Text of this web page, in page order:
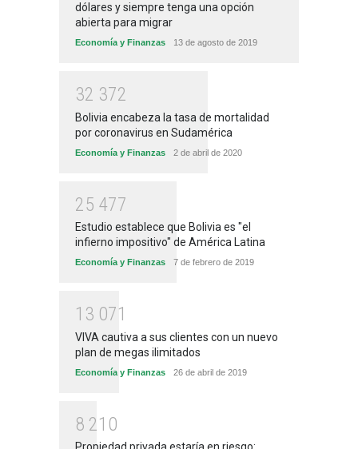
dólares y siempre tenga una opción
abierta para migrar
Economía y Finanzas 13 de agosto de 2019
32 372
Bolivia encabeza la tasa de mortalidad
por coronavirus en Sudamérica
Economía y Finanzas 2 de abril de 2020
25 477
Estudio establece que Bolivia es "el
infierno impositivo" de América Latina
Economía y Finanzas 7 de febrero de 2019
1 3 071
VIVA cautiva a sus clientes con un nuevo
plan de megas ilimitados
Economía y Finanzas 26 de abril de 2019
8 21 0